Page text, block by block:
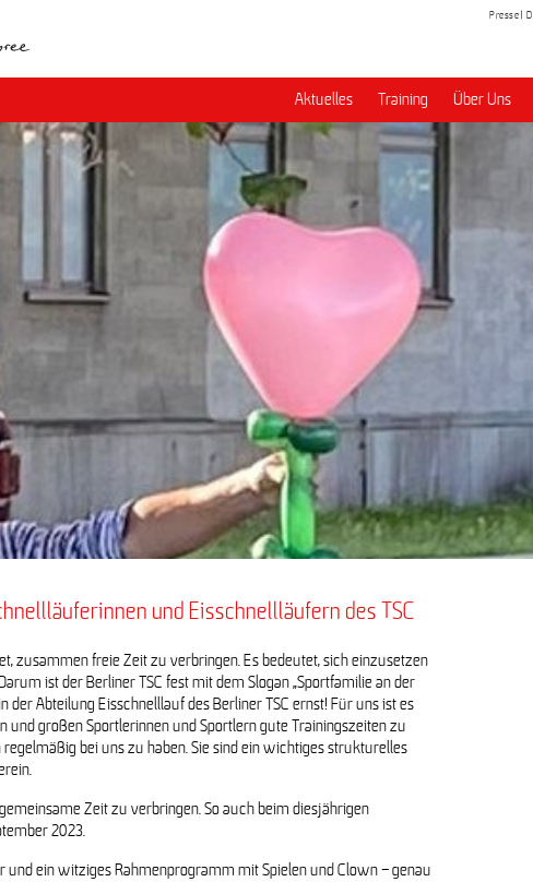
Presse
Aktuelles Training Über Uns
und Eisschnellläufern des TSC
zusammen freie Zeit zu verbringen. Es bedeutet, sich einzusetzen
ist der Berliner TSC fest mit dem Slogan „Sportfamilie an der
der Abteilung Eisschnelllauf des Berliner TSC ernst! Für uns ist es
großen Sportlerinnen und Sportlern gute Trainingszeiten zu
bei uns zu haben. Sie sind ein wichtiges strukturelles
Zeit zu verbringen. So auch beim diesjährigen
2023.
und ein witziges Rahmenprogramm mit Spielen und Clown – genau